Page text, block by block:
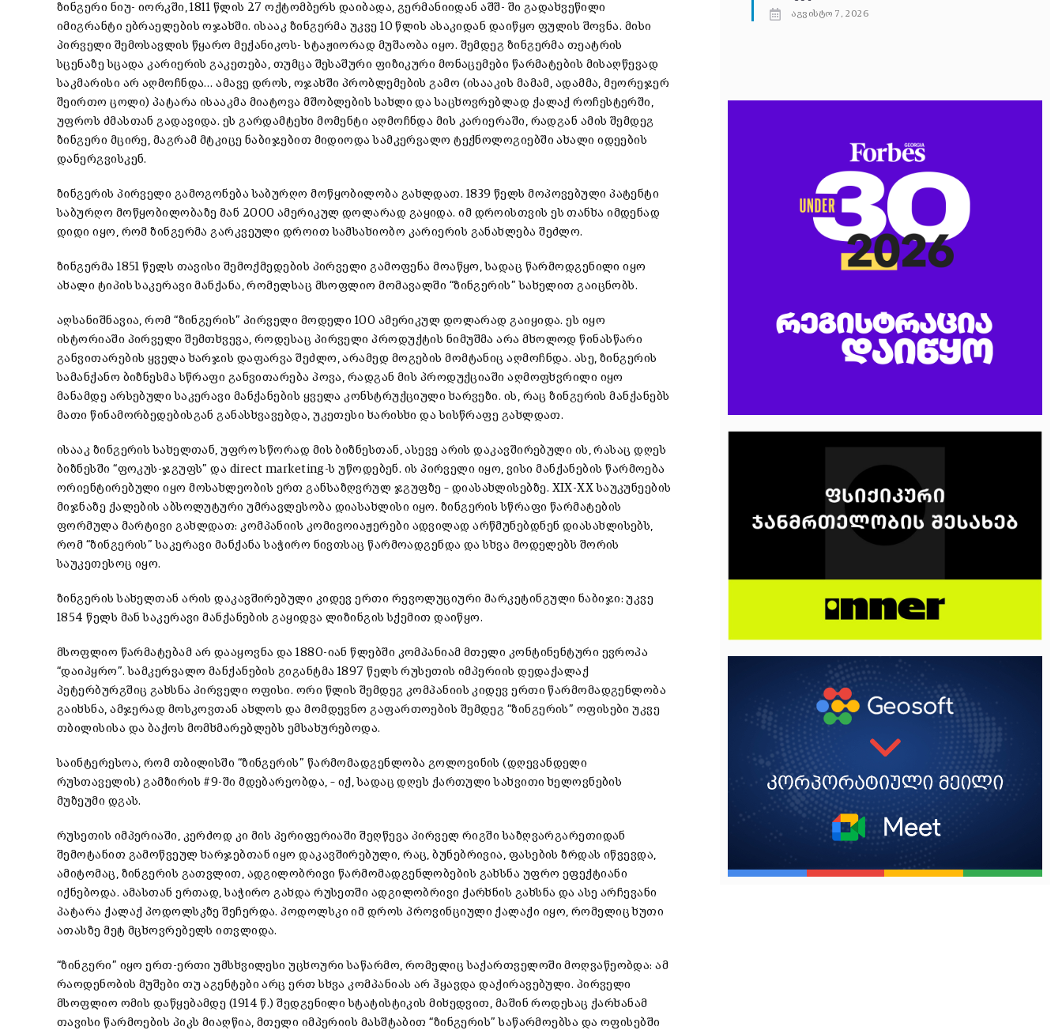
ზინგერი ნიუ- იორკში, 1811 წლის 27 ოქტომბერს დაიბადა, გერმანიიდან აშშ- ში გადახვეწილი
იმიგრანტი ებრაელების ოჯახში. ისააკ ზინგერმა უკვე 10 წლის ასაკიდან დაიწყო ფულის შოვნა. მისი
პირველი შემოსავლის წყარო მექანიკოს- სტაჟიორად მუშაობა იყო. შემდეგ ზინგერმა თეატრის
სცენაზე სცადა კარიერის გაკეთება, თუმცა შესაშური ფიზიკური მონაცემები წარმატების მისაღწევად
საკმარისი არ აღმოჩნდა… ამავე დროს, ოჯახში პრობლემების გამო (ისააკის მამამ, ადამმა, მეორეჯერ
შეირთო ცოლი) პატარა ისააკმა მიატოვა მშობლების სახლი და საცხოვრებლად ქალაქ როჩესტერში,
უფროს ძმასთან გადავიდა. ეს გარდამტეხი მომენტი აღმოჩნდა მის კარიერაში, რადგან ამის შემდეგ
ზინგერი მცირე, მაგრამ მტკიცე ნაბიჯებით მიდიოდა სამკერვალო ტექნოლოგიებში ახალი იდეების
დანერგვისკენ.
ზინგერის პირველი გამოგონება საბურღო მოწყობილობა გახლდათ. 1839 წელს მოპოვებული პატენტი
საბურღო მოწყობილობაზე მან 2000 ამერიკულ დოლარად გაყიდა. იმ დროისთვის ეს თანხა იმდენად
დიდი იყო, რომ ზინგერმა გარკვეული დროით სამსახიობო კარიერის განახლება შეძლო.
ზინგერმა 1851 წელს თავისი შემოქმედების პირველი გამოფენა მოაწყო, სადაც წარმოდგენილი იყო
ახალი ტიპის საკერავი მანქანა, რომელსაც მსოფლიო მომავალში “ზინგერის” სახელით გაიცნობს.
აღსანიშნავია, რომ “ზინგერის” პირველი მოდელი 100 ამერიკულ დოლარად გაიყიდა. ეს იყო
ისტორიაში პირველი შემთხვევა, როდესაც პირველი პროდუქტის ნიმუშმა არა მხოლოდ წინასწარი
განვითარების ყველა ხარჯის დაფარვა შეძლო, არამედ მოგების მომტანიც აღმოჩნდა. ასე, ზინგერის
სამანქანო ბიზნესმა სწრაფი განვითარება პოვა, რადგან მის პროდუქციაში აღმოფხვრილი იყო
მანამდე არსებული საკერავი მანქანების ყველა კონსტრუქციული ხარვეზი. ის, რაც ზინგერის მანქანებს
მათი წინამორბედებისგან განასხვავებდა, უკეთესი ხარისხი და სისწრაფე გახლდათ.
ისააკ ზინგერის სახელთან, უფრო სწორად მის ბიზნესთან, ასევე არის დაკავშირებული ის, რასაც დღეს
ბიზნესში “ფოკუს-ჯგუფს” და direct marketing-ს უწოდებენ. ის პირველი იყო, ვისი მანქანების წარმოება
ორიენტირებული იყო მოსახლეობის ერთ განსაზღვრულ ჯგუფზე – დიასახლისებზე. XIX-XX საუკუნეების
მიჯნაზე ქალების აბსოლუტური უმრავლესობა დიასახლისი იყო. ზინგერის სწრაფი წარმატების
ფორმულა მარტივი გახლდათ: კომპანიის კომივოიაჟერები ადვილად არწმუნებდნენ დიასახლისებს,
რომ “ზინგერის” საკერავი მანქანა საჭირო ნივთსაც წარმოადგენდა და სხვა მოდელებს შორის
საუკეთესოც იყო.
ზინგერის სახელთან არის დაკავშირებული კიდევ ერთი რევოლუციური მარკეტინგული ნაბიჯი: უკვე
1854 წელს მან საკერავი მანქანების გაყიდვა ლიზინგის სქემით დაიწყო.
მსოფლიო წარმატებამ არ დააყოვნა და 1880-იან წლებში კომპანიამ მთელი კონტინენტური ევროპა
“დაიპყრო”. სამკერვალო მანქანების გიგანტმა 1897 წელს რუსეთის იმპერიის დედაქალაქ
პეტერბურგშიც გახსნა პირველი ოფისი. ორი წლის შემდეგ კომპანიის კიდევ ერთი წარმომადგენლობა
გაიხსნა, ამჯერად მოსკოვთან ახლოს და მომდევნო გაფართოების შემდეგ “ზინგერის” ოფისები უკვე
თბილისისა და ბაქოს მომხმარებლებს ემსახურებოდა.
საინტერესოა, რომ თბილისში “ზინგერის” წარმომადგენლობა გოლოვინის (დღევანდელი
რუსთაველის) გამზირის #9-ში მდებარეობდა, – იქ, სადაც დღეს ქართული სახვითი ხელოვნების
მუზეუმი დგას.
რუსეთის იმპერიაში, კერძოდ კი მის პერიფერიაში შეღწევა პირველ რიგში საზღვარგარეთიდან
შემოტანით გამოწვეულ ხარჯებთან იყო დაკავშირებული, რაც, ბუნებრივია, ფასების ზრდას იწვევდა,
ამიტომაც, ზინგერის გათვლით, ადგილობრივი წარმომადგენლობების გახსნა უფრო ეფექტიანი
იქნებოდა. ამასთან ერთად, საჭირო გახდა რუსეთში ადგილობრივი ქარხნის გახსნა და ასე არჩევანი
პატარა ქალაქ პოდოლსკზე შეჩერდა. პოდოლსკი იმ დროს პროვინციული ქალაქი იყო, რომელიც ხუთი
ათასზე მეტ მცხოვრებელს ითვლიდა.
“ზინგერი” იყო ერთ-ერთი უმსხვილესი უცხოური საწარმო, რომელიც საქართველოში მოღვაწეობდა: ამ
რაოდენობის მუშები თუ აგენტები არც ერთ სხვა კომპანიას არ ჰყავდა დაქირავებული. პირველი
მსოფლიო ომის დაწყებამდე (1914 წ.) შედგენილი სტატისტიკის მიხედვით, მაშინ როდესაც ქარხანამ
თავისი წარმოების პიკს მიაღწია, მთელი იმპერიის მასშტაბით “ზინგერის” საწარმოებსა და ოფისებში
აგვისტო 7, 2026